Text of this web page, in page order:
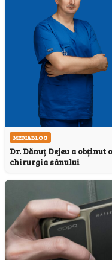
MEDIABLOG
Dr. Dănuț Dejeu a
chirurgia sânului